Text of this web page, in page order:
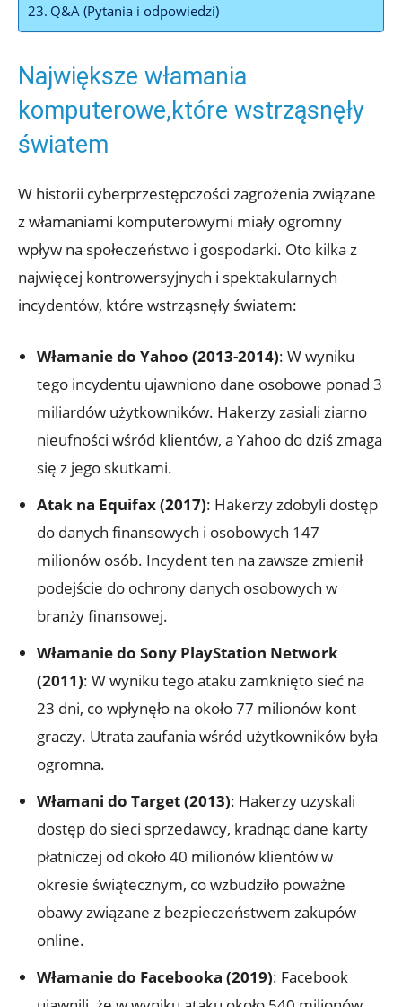
Q&A (Pytania i ​odpowiedzi)
Największe włamania
komputerowe,które⁤ wstrząsnęły
światem
W historii ⁤cyberprzestępczości zagrożenia związane
z‌ włamaniami komputerowymi miały ‌ogromny
wpływ ⁢na ⁤społeczeństwo i gospodarki. Oto kilka z
najwięcej ⁤kontrowersyjnych i spektakularnych
incydentów, które ⁤wstrząsnęły światem:
Włamanie ‍do ​Yahoo (2013-2014):​ W wyniku
tego incydentu ‍ujawniono ​dane osobowe ponad 3
miliardów ‍użytkowników. Hakerzy zasiali ziarno
nieufności wśród ⁤klientów, a ‍Yahoo do ⁤dziś zmaga
⁤się z​ jego skutkami.
Atak na⁤ Equifax (2017): ​Hakerzy zdobyli dostęp
do danych finansowych ‌i‌ osobowych 147‌
milionów osób. ‍Incydent‍ ten na zawsze zmienił
podejście do ochrony‌ danych osobowych w
⁣branży finansowej.
Włamanie⁢ do Sony PlayStation ⁢Network‌
(2011): ​W ⁣wyniku tego⁤ ataku zamknięto ⁤sieć na
23 dni, co wpłynęło na około 77 milionów kont
⁣graczy. Utrata zaufania wśród użytkowników była
ogromna.
Włamani do‍ Target (2013): Hakerzy uzyskali
dostęp do sieci sprzedawcy, kradnąc dane karty
płatniczej od około 40 milionów⁤ klientów ⁤w⁤
okresie ​świątecznym, co ⁢wzbudziło poważne
obawy związane z bezpieczeństwem zakupów
online.
Włamanie do Facebooka⁣ (2019): Facebook